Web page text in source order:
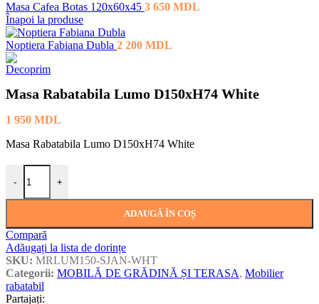
Masa Cafea Botas 120x60x45 3 650 MDL
Înapoi la produse
Noptiera Fabiana Dubla 2 200 MDL
Masa Rabatabila Lumo D150xH74 White
1 950 MDL
Masa Rabatabila Lumo D150xH74 White
-
Cantitate Masa Rabatabila Lumo D150xH74 White
+
ADAUGĂ ÎN COȘ
Compară
Adăugați la lista de dorințe
SKU: MRLUM150-SJAN-WHT
Categorii: MOBILĂ DE GRĂDINĂ ȘI TERASA, Mobilier
rabatabil
Partajați: